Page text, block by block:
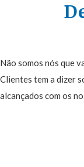
Não somos nós que
Clientes tem a dizer
alcançados com os